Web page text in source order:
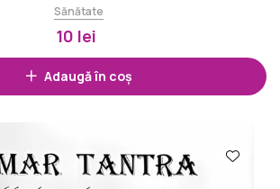
și oxigen
Sănătate
10 lei
Adaugă în coș